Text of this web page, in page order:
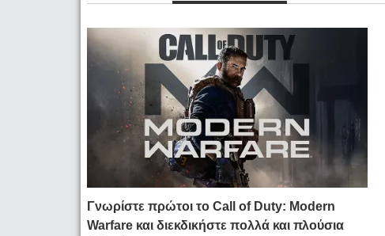
Γνωρίστε πρώτοι το Call of Duty: Modern
Warfare και διεκδικήστε πολλά και πλούσια